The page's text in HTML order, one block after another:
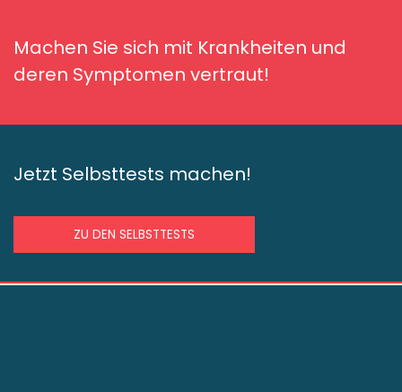
Machen Sie sich mit Krankheiten und
deren Symptomen vertraut!
Jetzt Selbsttests machen!
ZU DEN SELBSTTESTS